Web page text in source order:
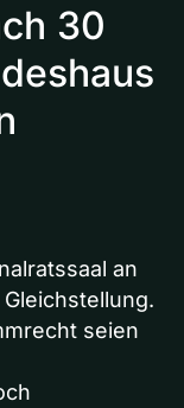
30
an
seien